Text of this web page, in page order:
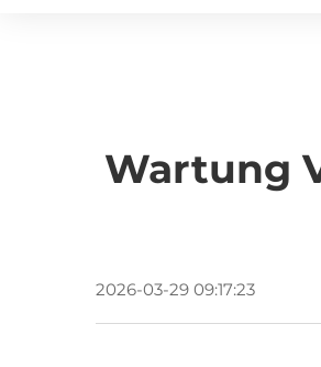
Wartung
2026-03-29 09:17:23